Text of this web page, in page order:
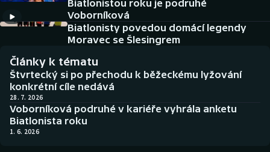
Baseball a softbal
Basketbal
Biatlon
Boby a skeleton
Soutěže
Historické návraty
Aplikace ČT sport
AZ kvíz
Biatlonistou roku je podruhé
Voborníková
Biatlonisty povedou domácí legendy
Moravec se Šlesingrem
Články k tématu
Štvrtecký si po přechodu k běžeckému lyžování
konkrétní cíle nedává
28. 7. 2026
Voborníková podruhé v kariéře vyhrála anketu
Biatlonista roku
1. 6. 2026